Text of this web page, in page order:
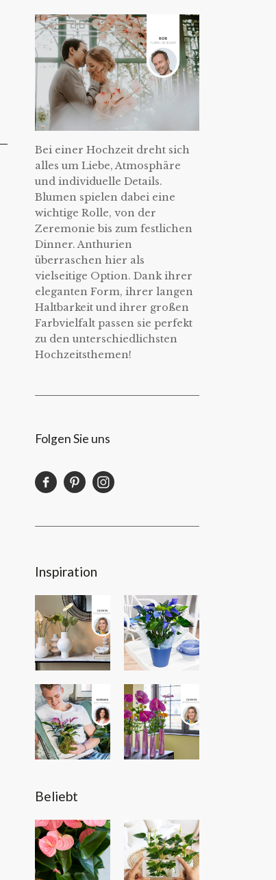
Bei einer Hochzeit dreht sich
alles um Liebe, Atmosphäre
und individuelle Details.
Blumen spielen dabei eine
wichtige Rolle, von der
Zeremonie bis zum festlichen
Dinner. Anthurien
überraschen hier als
vielseitige Option. Dank ihrer
eleganten Form, ihrer langen
Haltbarkeit und ihrer großen
Farbvielfalt passen sie perfekt
zu den unterschiedlichsten
Hochzeitsthemen!
Folgen Sie uns
Inspiration
Beliebt